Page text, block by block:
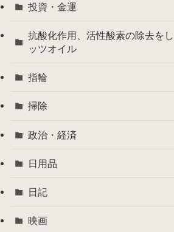
投資・金運
抗酸化作用、活性酸素の除去を
ッツオイル
指輪
掃除
政治・経済
日用品
日記
映画